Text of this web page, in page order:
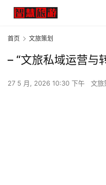
首页 文旅策划
– “文旅私域运营与
27 5 月, 2026 10:30 下午 文旅